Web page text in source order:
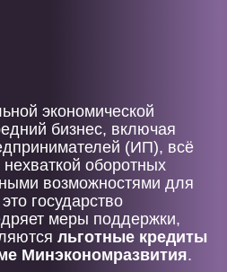
экономической
бизнес, включая
(ИП), всё
оборотных
возможностями для
государство
меры поддержки,
льготные кредиты
Минэкономразвития.